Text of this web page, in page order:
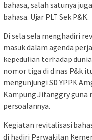
bahasa, salah satunya
bahasa. Ujar PLT Sek P&K.
Di sela sela menghadiri
masuk dalam agenda
kepedulian terhadap
nomor tiga di dinas P&k
mengunjungi SD YPPK
Kampung Jifanggry guna
persoalannya.
Kegiatan revitalisasi
di hadiri Perwakilan